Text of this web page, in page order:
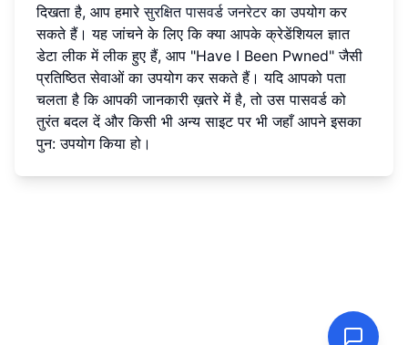
दिखता है, आप हमारेसुरक्षित पासवर्ड जनरेटरका उपयोग कर
सकते हैं। यह जांचने के लिए कि क्या आपके क्रेडेंशियल ज्ञात
डेटा लीक में लीक हुए हैं, आप "Have I Been Pwned" जैसी
प्रतिष्ठित सेवाओं का उपयोग कर सकते हैं। यदि आपको पता
चलता है कि आपकी जानकारी ख़तरे में है, तो उस पासवर्ड को
तुरंत बदल दें और किसी भी अन्य साइट पर भी जहाँ आपने इसका
पुन: उपयोग किया हो।